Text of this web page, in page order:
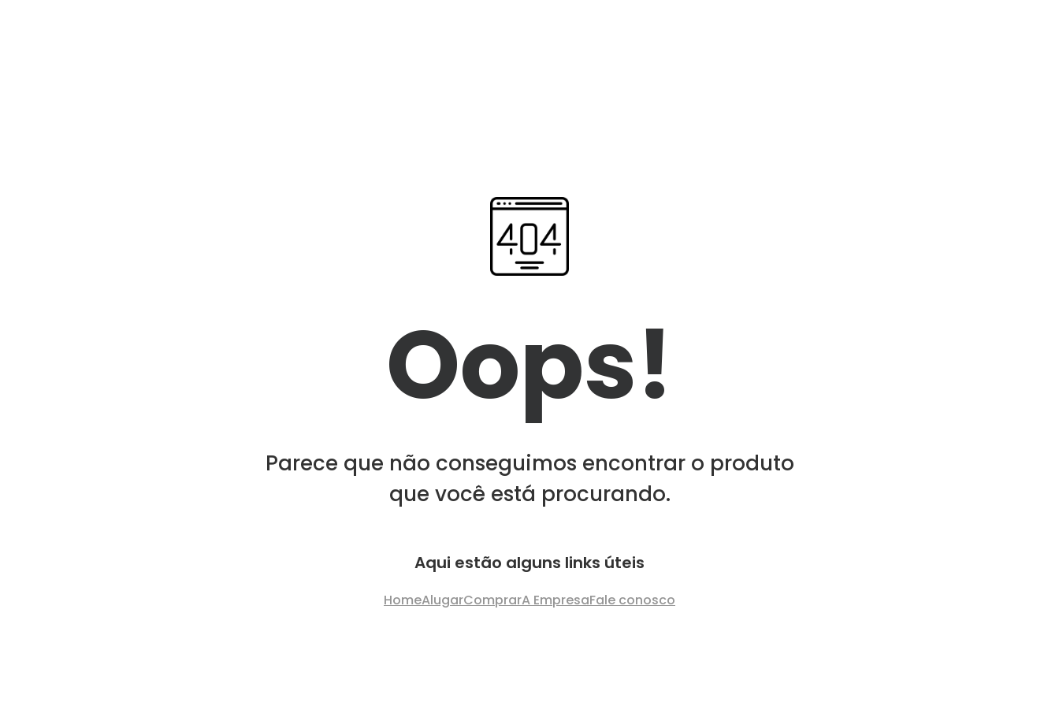
Oops!
Parece que não conseguimos encontrar o produto
que você está procurando.
Aqui estão alguns links úteis
HomeAlugarComprarA EmpresaFale conosco